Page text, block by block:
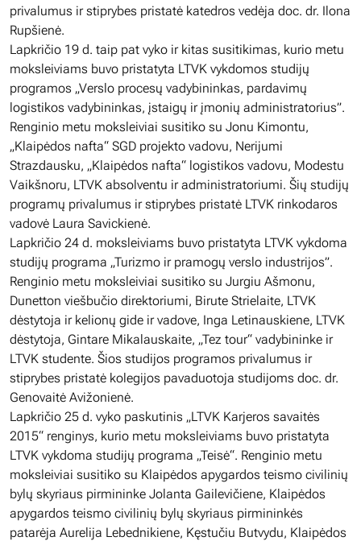
privalumus ir stiprybes pristatė katedros vedėja doc. dr. Ilona
Rupšienė.
Lapkričio 19 d. taip pat vyko ir kitas susitikimas, kurio metu
moksleiviams buvo pristatyta LTVK vykdomos studijų
programos „Verslo procesų vadybininkas, pardavimų
logistikos vadybininkas, įstaigų ir įmonių administratorius”.
Renginio metu moksleiviai susitiko su Jonu Kimontu,
„Klaipėdos nafta“ SGD projekto vadovu, Nerijumi
Strazdausku, „Klaipėdos nafta“ logistikos vadovu, Modestu
Vaikšnoru, LTVK absolventu ir administratoriumi. Šių studijų
programų privalumus ir stiprybes pristatė LTVK rinkodaros
vadovė Laura Savickienė.
Lapkričio 24 d. moksleiviams buvo pristatyta LTVK vykdoma
studijų programa „Turizmo ir pramogų verslo industrijos”.
Renginio metu moksleiviai susitiko su Jurgiu Ašmonu,
Dunetton viešbučio direktoriumi, Birute Strielaite, LTVK
dėstytoja ir kelionų gide ir vadove, Inga Letinauskiene, LTVK
dėstytoja, Gintare Mikalauskaite, „Tez tour“ vadybininke ir
LTVK studente. Šios studijos programos privalumus ir
stiprybes pristatė kolegijos pavaduotoja studijoms doc. dr.
Genovaitė Avižonienė.
Lapkričio 25 d. vyko paskutinis „LTVK Karjeros savaitės
2015“ renginys, kurio metu moksleiviams buvo pristatyta
LTVK vykdoma studijų programa „Teisė“. Renginio metu
moksleiviai susitiko su Klaipėdos apygardos teismo civilinių
bylų skyriaus pirmininke Jolanta Gailevičiene, Klaipėdos
apygardos teismo civilinių bylų skyriaus pirmininkės
patarėja Aurelija Lebednikiene, Kęstučiu Butvydu, Klaipėdos